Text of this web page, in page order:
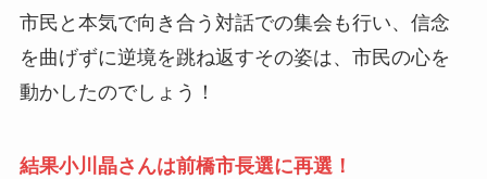
市民と本気で向き合う対話での集会も行い、信念
を曲げずに逆境を跳ね返すその姿は、市民の心を
動かしたのでしょう！
結果小川晶さんは前橋市長選に再選！